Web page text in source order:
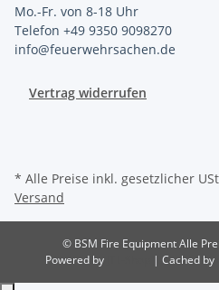
Mo.-Fr. von 8-18 Uhr
Telefon +49 9350 9098270
info@feuerwehrsachen.de
Vertrag widerrufen
* Alle Preise inkl. gesetzlicher
Versand
© BSM Fire EquipmentAlle
Powered by
| Cached by